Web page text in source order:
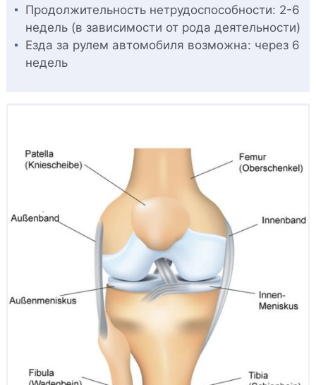
Продолжительность нетрудоспособности: 2-6
недель (в зависимости от рода деятельности)
Езда за рулем автомобиля возможна: через 6
недель